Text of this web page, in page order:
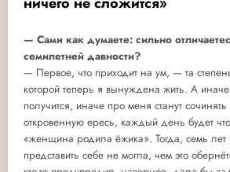
— Сами как думаете: сильно
семилетней давности?
— Первое, что приходит на ум, — та
которой теперь я вынуждена жить. А
получится, иначе про меня станут
откровенную ересь, каждый день будет
«женщина родила ёжика». Тогда, семь
представить себе не могла, чем это